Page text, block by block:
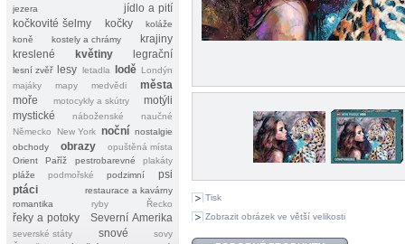
jezera
jídlo a pití
kočkovité šelmy
kočky
koláže
koně
kostely a chrámy
krajiny
kreslené
květiny legrační
lesní zvěř lesy letadla lodě Londýn
majáky
mapy medvědi
města
moře
motocykly a skútry
motýli
mystické
náboženské
naučné
Německo
New York noční nostalgie
obchody
obrazy
opuštěná místa
Orient
Paříž pestrobarevné
plakáty
pláže
podmořské podzimní
psi
ptáci
restaurace a kavárny
romantika
ryby Řecko
řeky a potoky Severní Amerika
severské státy snové
sovy
Tisk
Zobrazit obrázek ve větší velikosti